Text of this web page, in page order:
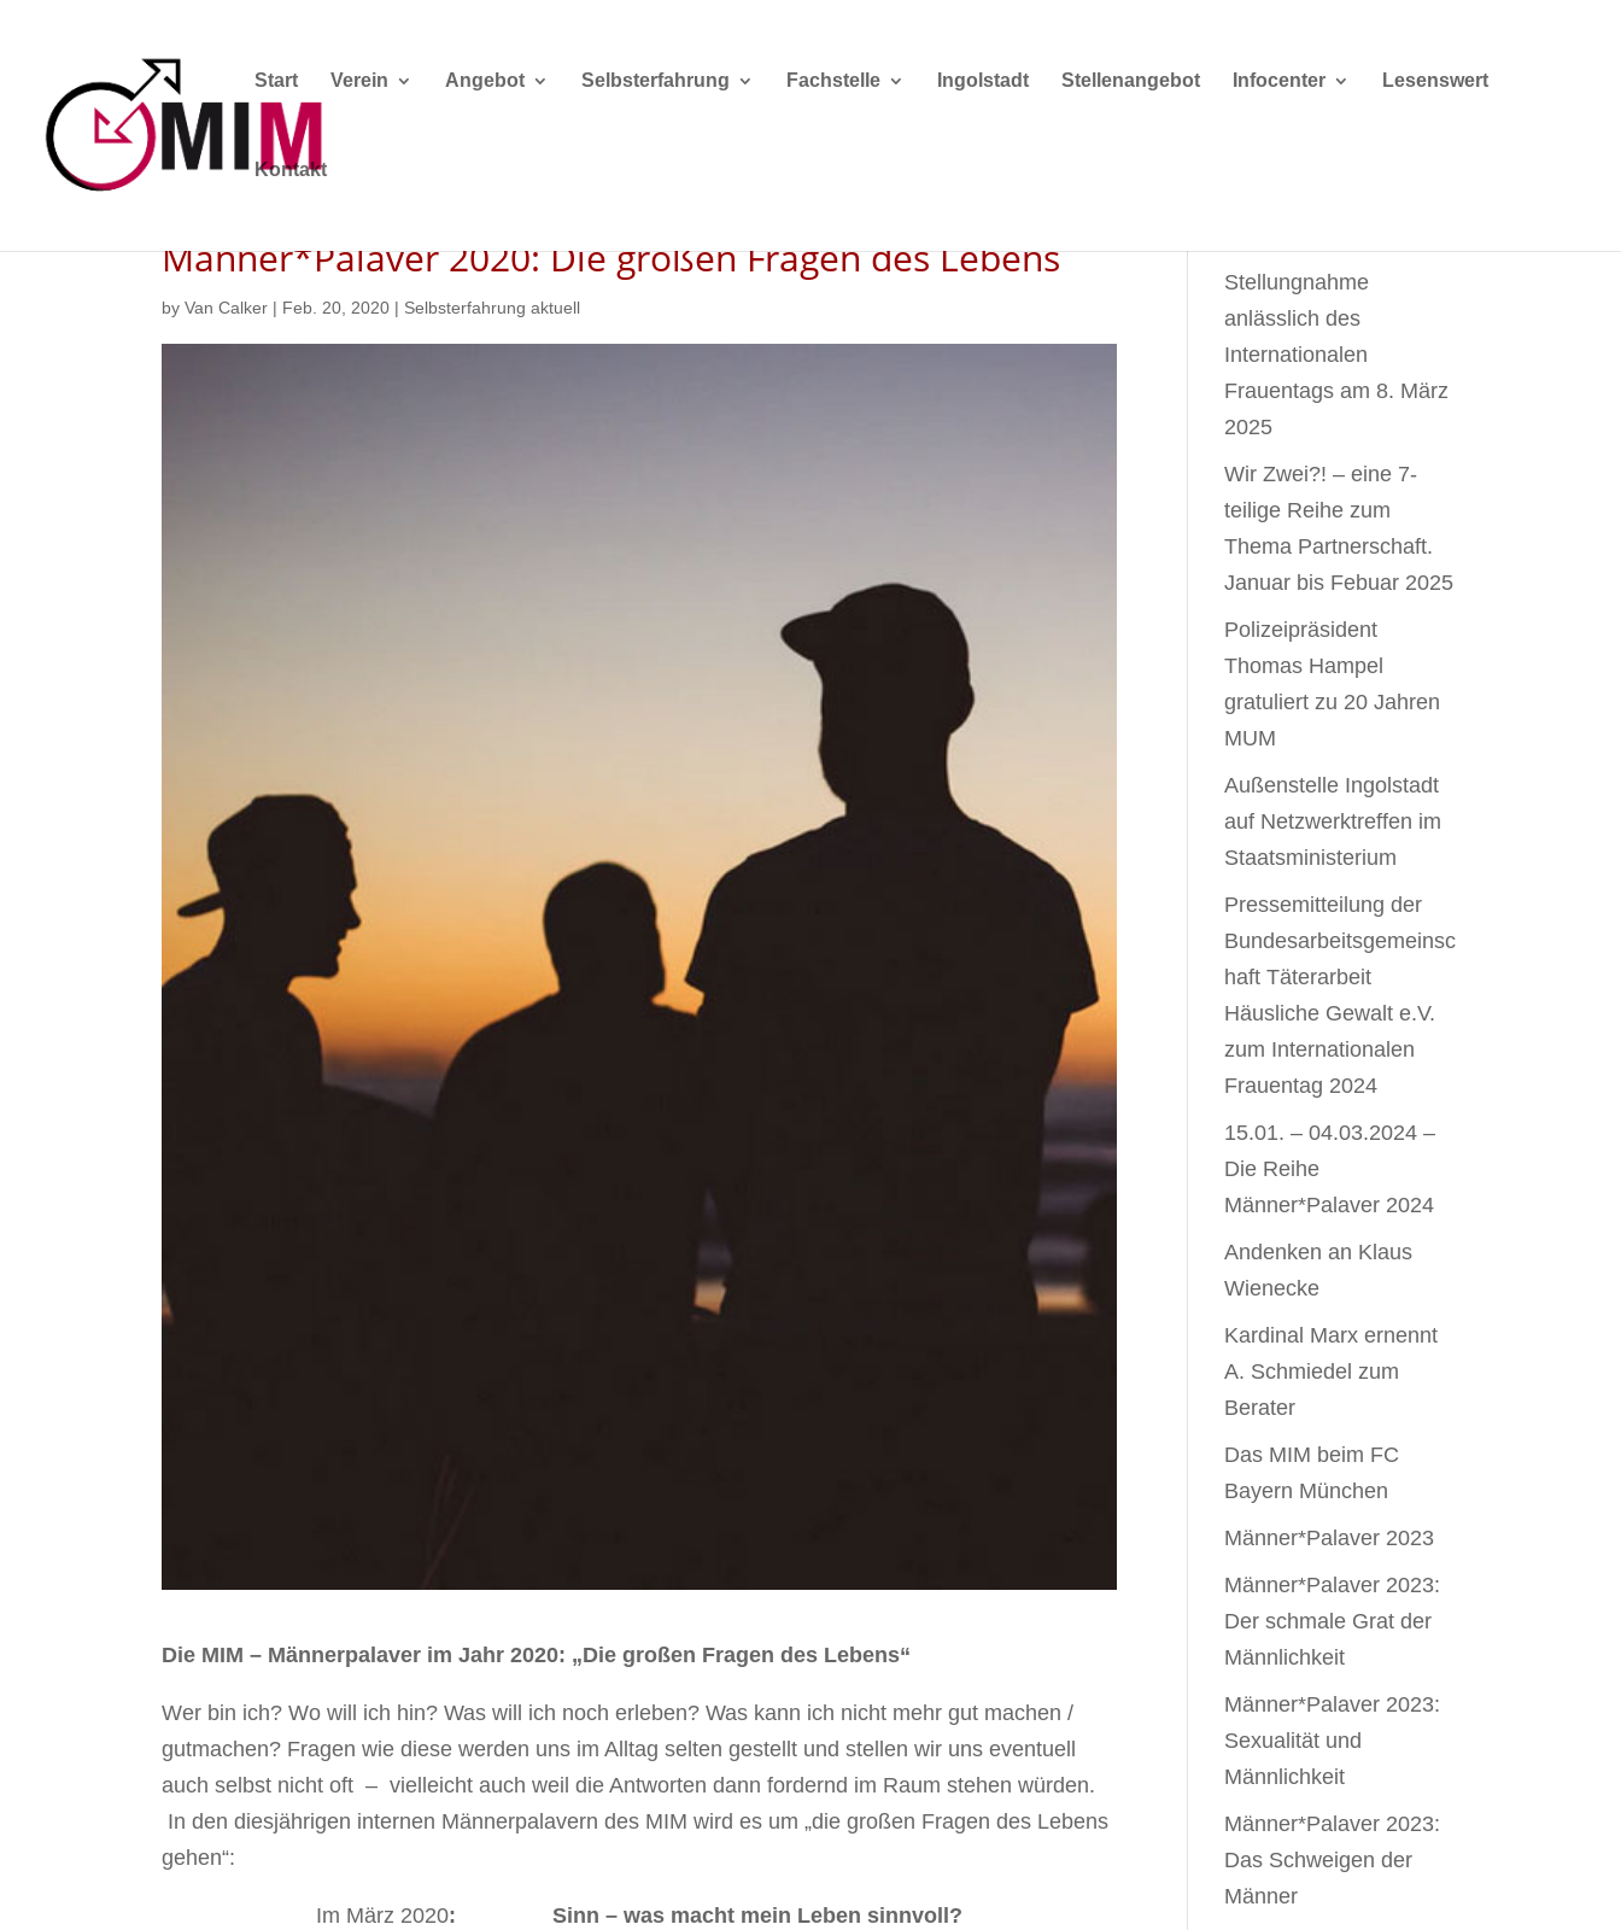
Start Verein Angebot Selbsterfahrung Fachstelle Ingolstadt Stellenangebot Infocenter Lesenswert
Kontakt
Männer*Palaver 2020: Die großen Fragen des Lebens
byVan Calker | Feb. 20, 2020 | Selbsterfahrung aktuell
Die MIM – Männerpalaver im Jahr 2020: „Die großen Fragen des Lebens“
Wer bin ich? Wo will ich hin? Was will ich noch erleben? Was kann ich nicht mehr gut machen /
gutmachen? Fragen wie diese werden uns im Alltag selten gestellt und stellen wir uns eventuell
auch selbst nicht oft – vielleicht auch weil die Antworten dann fordernd im Raum stehen würden.
In den diesjährigen internen Männerpalavern des MIM wird es um „die großen Fragen des Lebens
gehen“:
Im März 2020: Sinn – was macht mein Leben sinnvoll?
Stellungnahme
anlässlich des
Internationalen
Frauentags am 8. März
2025
Wir Zwei?! – eine 7-
teilige Reihe zum
Thema Partnerschaft.
Januar bis Febuar 2025
Polizeipräsident
Thomas Hampel
gratuliert zu 20 Jahren
MUM
Außenstelle Ingolstadt
auf Netzwerktreffen im
Staatsministerium
Pressemitteilung der
Bundesarbeitsgemeinsc
haft Täterarbeit
Häusliche Gewalt e.V.
zum Internationalen
Frauentag 2024
15.01. – 04.03.2024 –
Die Reihe
Männer*Palaver 2024
Andenken an Klaus
Wienecke
Kardinal Marx ernennt
A. Schmiedel zum
Berater
Das MIM beim FC
Bayern München
Männer*Palaver 2023
Männer*Palaver 2023:
Der schmale Grat der
Männlichkeit
Männer*Palaver 2023:
Sexualität und
Männlichkeit
Männer*Palaver 2023:
Das Schweigen der
Männer